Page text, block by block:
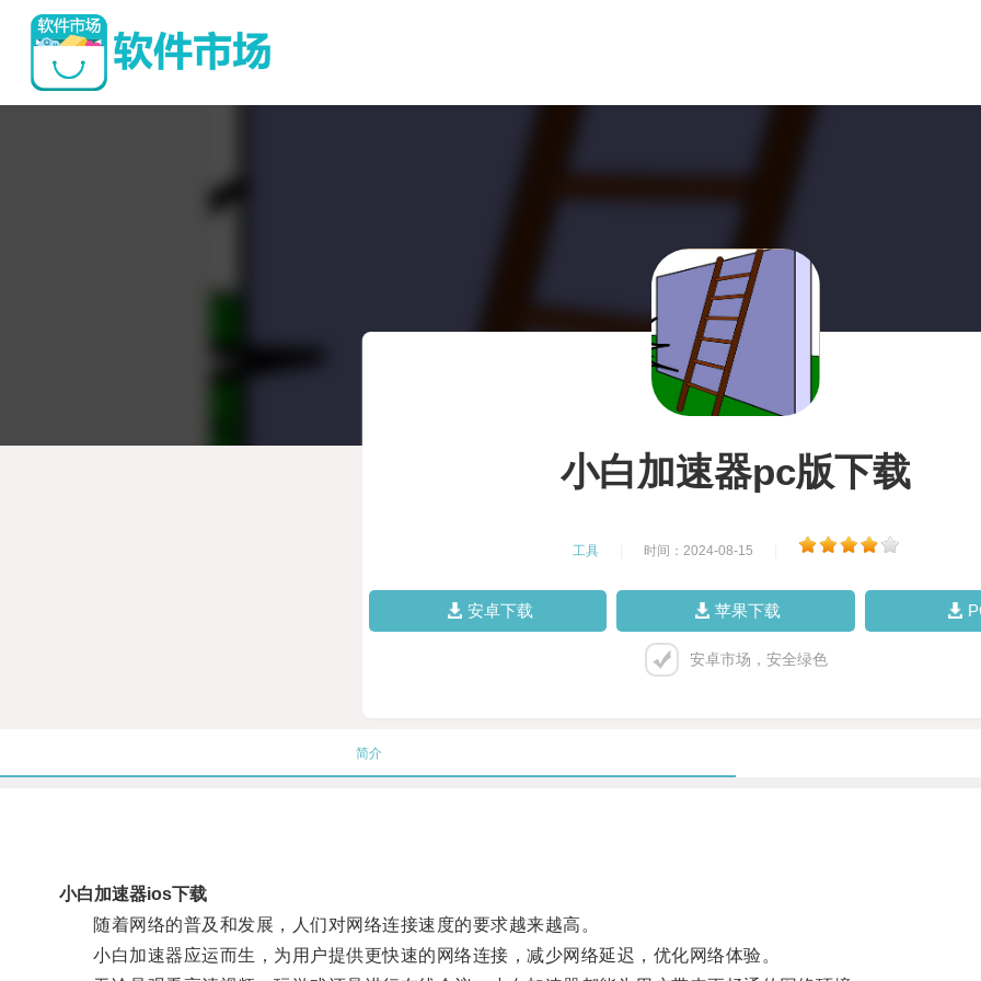
小白加速器pc版下载
工具 时间：2024-08-15
安卓下载 苹果下载
安卓市场，安全绿色
简介
小白加速器ios下载
随着网络的普及和发展，人们对网络连接速度的要求越来越高。
小白加速器应运而生，为用户提供更快速的网络连接，减少网络延迟，优化网络体验。